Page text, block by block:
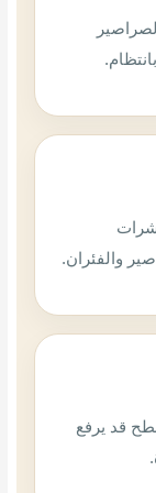
والفئران.
قد يرفع